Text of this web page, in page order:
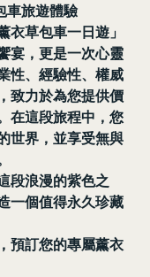
車旅遊體驗
衣草包車一日遊」
宴，更是一次心靈
性、經驗性、權威
致力於為您提供價
在這段旅程中，您
世界，並享受無與
段浪漫的紫色之
一個值得永久珍藏
預訂您的專屬薰衣